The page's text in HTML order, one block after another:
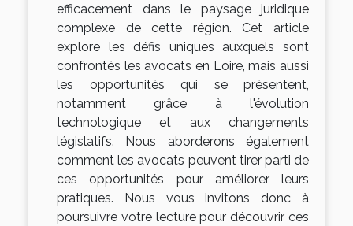
efficacement dans le paysage juridique
complexe de cette région. Cet article
explore les défis uniques auxquels sont
confrontés les avocats en Loire, mais aussi
les opportunités qui se présentent,
notamment grâce à l'évolution
technologique et aux changements
législatifs. Nous aborderons également
comment les avocats peuvent tirer parti de
ces opportunités pour améliorer leurs
pratiques. Nous vous invitons donc à
poursuivre votre lecture pour découvrir ces